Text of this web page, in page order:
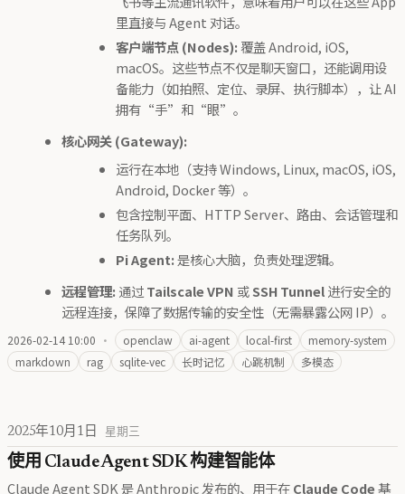
里直接与 Agent 对话。
客户端节点 (Nodes): 覆盖 Android, iOS,
macOS。这些节点不仅是聊天窗口，还能调用设
备能力（如拍照、定位、录屏、执行脚本），让 AI
拥有“手”和“眼”。
核心网关 (Gateway):
运行在本地（支持 Windows, Linux, macOS, iOS,
Android, Docker 等）。
包含控制平面、HTTP Server、路由、会话管理和
任务队列。
Pi Agent:是核心大脑，负责处理逻辑。
远程管理: 通过Tailscale VPN 或SSH Tunnel进行安全的
远程连接，保障了数据传输的安全性（无需暴露公网 IP）。
2026-02-14 10:00 · openclaw ai-agent local-first
memory-system
markdown
rag sqlite-vec 长时记忆 心跳机制 多模态
2025年10月1日 星期三
使用 Claude Agent SDK 构建智能体
Claude Agent SDK 是 Anthropic 发布的、用于在Claude Code基